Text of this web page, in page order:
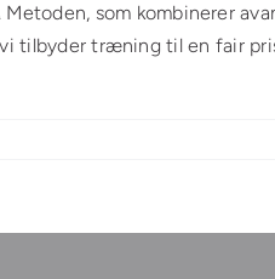
som kombinerer
tilbyder træning til en fair